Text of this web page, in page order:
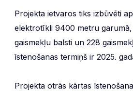
Projekta ietvaros tiks izbūvēti
elektrotīkli 9400 metru
gaismekļu balsti un 228
īstenošanas termiņš ir 2025.
Projekta otrās kārtas